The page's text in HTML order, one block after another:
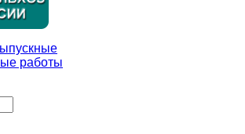
работы